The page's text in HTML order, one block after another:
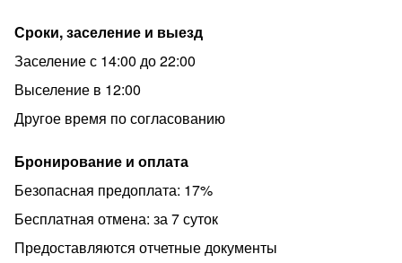
Сроки, заселение и выезд
Заселение с 14:00 до 22:00
Выселение в 12:00
Другое время по согласованию
Бронирование и оплата
Безопасная предоплата: 17%
Бесплатная отмена: за 7 суток
Предоставляются отчетные документы